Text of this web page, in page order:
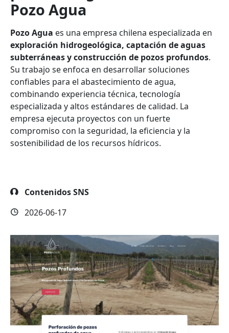
Pozo Agua
Pozo Agua es una empresa chilena especializada en
exploración hidrogeológica, captación de aguas
subterráneas y construcción de pozos profundos.
Su trabajo se enfoca en desarrollar soluciones
confiables para el abastecimiento de agua,
combinando experiencia técnica, tecnología
especializada y altos estándares de calidad. La
empresa ejecuta proyectos con un fuerte
compromiso con la seguridad, la eficiencia y la
sostenibilidad de los recursos hídricos.
Contenidos SNS
2026-06-17